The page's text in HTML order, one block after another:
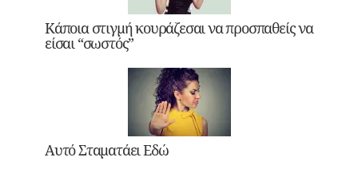
Κάποια στιγμή κουράζεσαι να προσπαθείς να
είσαι “σωστός”
Αυτό Σταματάει Εδώ